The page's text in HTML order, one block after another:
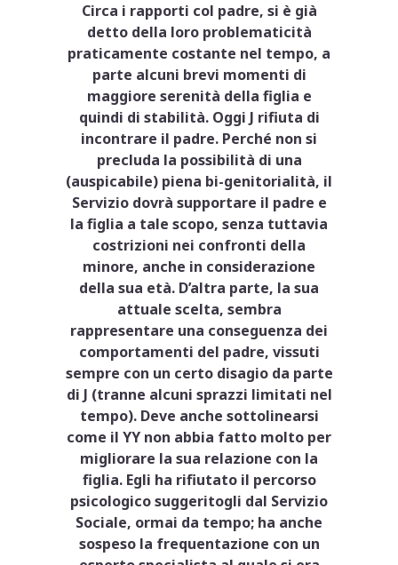
Circa i rapporti col padre, si è già
detto della loro problematicità
praticamente costante nel tempo, a
parte alcuni brevi momenti di
maggiore serenità della figlia e
quindi di stabilità. Oggi J rifiuta di
incontrare il padre. Perché non si
precluda la possibilità di una
(auspicabile) piena bi-genitorialità, il
Servizio dovrà supportare il padre e
la figlia a tale scopo, senza tuttavia
costrizioni nei confronti della
minore, anche in considerazione
della sua età. D’altra parte, la sua
attuale scelta, sembra
rappresentare una conseguenza dei
comportamenti del padre, vissuti
sempre con un certo disagio da parte
di J (tranne alcuni sprazzi limitati nel
tempo). Deve anche sottolinearsi
come il YY non abbia fatto molto per
migliorare la sua relazione con la
figlia. Egli ha rifiutato il percorso
psicologico suggeritogli dal Servizio
Sociale, ormai da tempo; ha anche
sospeso la frequentazione con un